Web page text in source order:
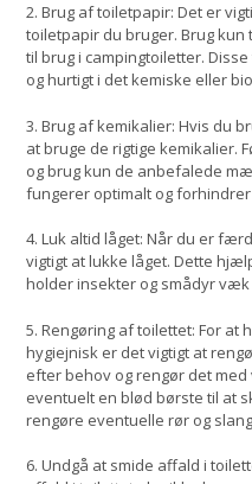
2. Brug af toiletpapir: Det er
toiletpapir du bruger. Brug
til brug i campingtoiletter.
og hurtigt i det kemiske eller
3. Brug af kemikalier: Hvis du
at bruge de rigtige kemikalier.
og brug kun de anbefalede
fungerer optimalt og forhindrer
4. Luk altid låget: Når du er
vigtigt at lukke låget. Dette
holder insekter og smådyr
5. Rengøring af toilettet: For at
hygiejnisk er det vigtigt at
efter behov og rengør det
eventuelt en blød børste til at
rengøre eventuelle rør og
6. Undgå at smide affald i